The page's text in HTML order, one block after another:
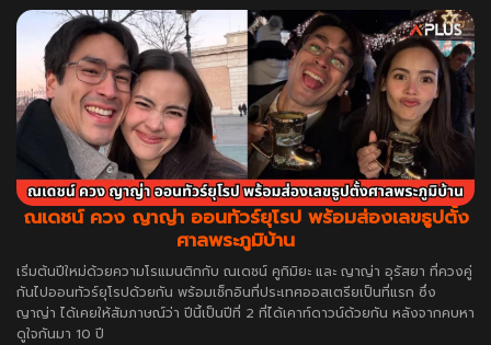
ณเดชน์ ควง ญาญ่า ออนทัวร์ยุโรป พร้อมส่องเลขธูปตั้ง
ศาลพระภูมิบ้าน
เริ่มต้นปีใหม่ด้วยความโรแมนติกกับ ณเดชน์ คูกิมิยะ และ ญาญ่า อุรัสยา ที่ควงคู่
กันไปออนทัวร์ยุโรปด้วยกัน พร้อมเช็กอินที่ประเทศออสเตรียเป็นที่แรก ซึ่ง
ญาญ่า ได้เคยให้สัมภาษณ์ว่า ปีนี้เป็นปีที่ 2 ที่ได้เคาท์ดาวน์ด้วยกัน หลังจากคบหา
ดูใจกันมา 10 ปี